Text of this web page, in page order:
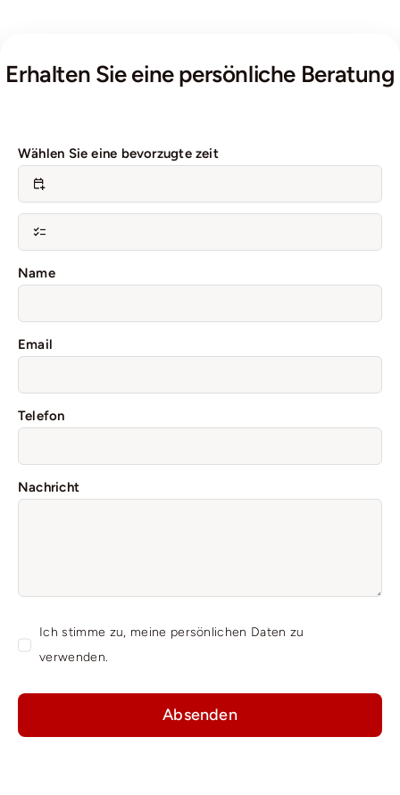
Erhalten Sie eine persönliche Beratung
Wählen Sie eine bevorzugte zeit
Name
Email
Telefon
Nachricht
Ich stimme zu, meine persönlichen Daten zu
verwenden.
Absenden